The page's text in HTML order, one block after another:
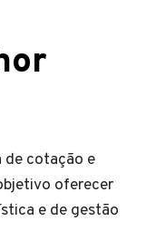
de cotação e
oferecer
e de gestão